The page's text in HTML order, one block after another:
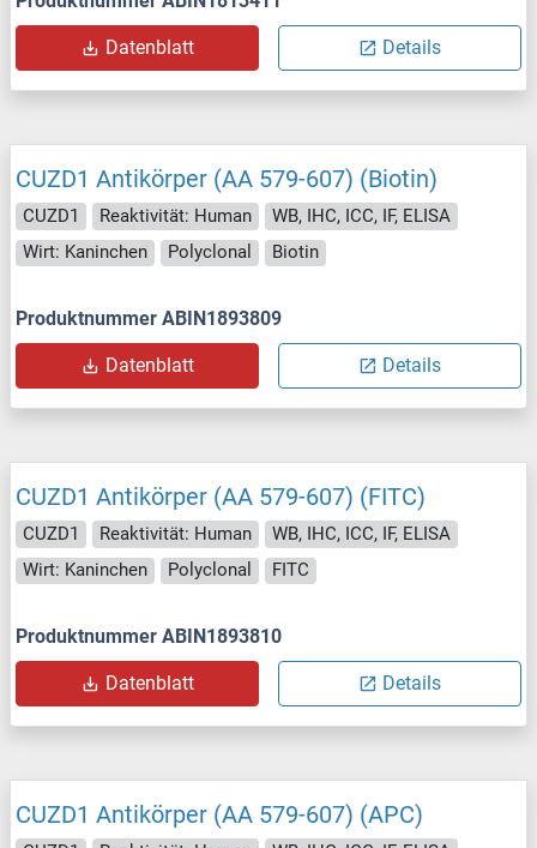
Datenblatt Details
CUZD1 Antikörper (AA 579-607) (Biotin)
CUZD1 Reaktivität: Human
WB, IHC, ICC, IF, ELISA
Wirt: Kaninchen
Polyclonal Biotin
Produktnummer ABIN1893809
Datenblatt Details
CUZD1 Antikörper (AA 579-607) (FITC)
CUZD1 Reaktivität: Human
WB, IHC, ICC, IF, ELISA
Wirt: Kaninchen
Polyclonal FITC
Produktnummer ABIN1893810
Datenblatt Details
CUZD1 Antikörper (AA 579-607) (APC)